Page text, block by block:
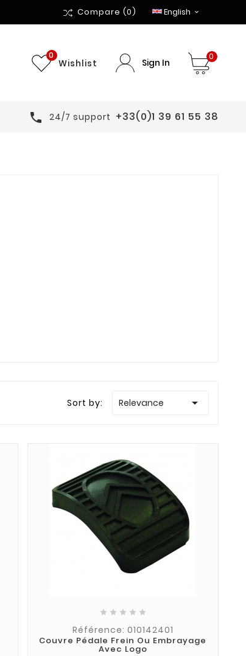
Compare (0) English 
Wishlist
0
Sign In
0
 24/7 support +33(0)1 39 61 55 38
Sort by: Relevance 
    
Référence: 010142401
Couvre Pédale Frein Ou Embrayage
Avec Logo